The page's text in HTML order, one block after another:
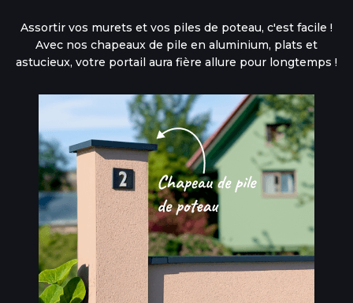
Assortir vos murets et vos piles de poteau, c'est facile !
Avec nos chapeaux de pile en aluminium, plats et
astucieux, votre portail aura fière allure pour longtemps !